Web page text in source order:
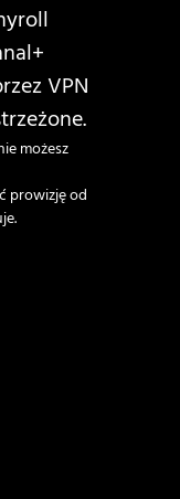
VPN
możesz
prowizję od